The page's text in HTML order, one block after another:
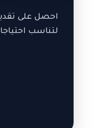
احصل على
لتناسب